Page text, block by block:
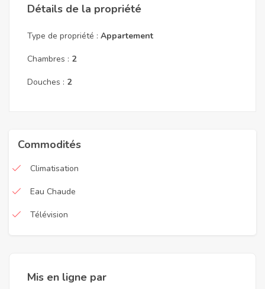
Détails de la propriété
Type de propriété : Appartement
Chambres : 2
Douches : 2
Commodités
Climatisation
Eau Chaude
Télévision
Mis en ligne par